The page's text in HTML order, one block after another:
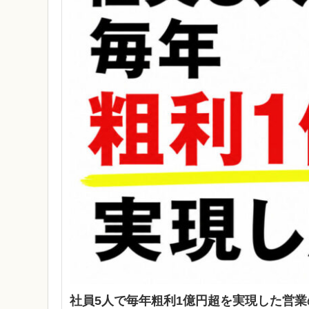
社員5人で毎年粗利1億円超を実現した営